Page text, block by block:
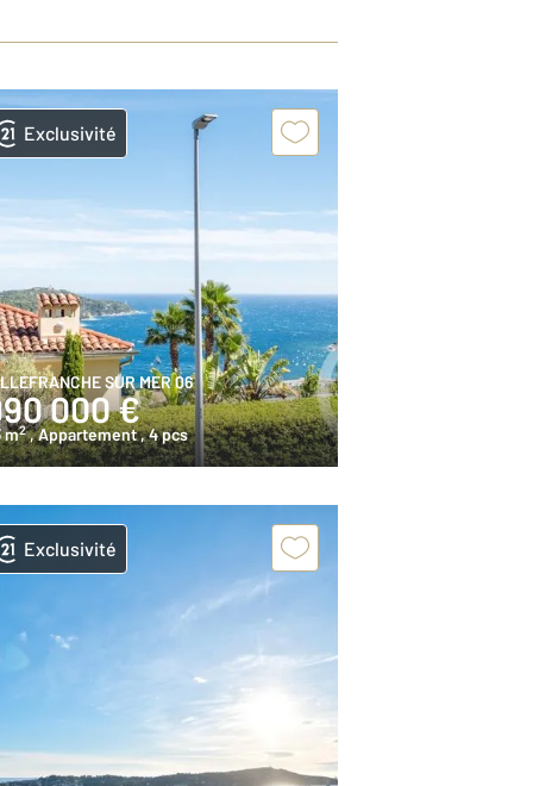
Exclusivité
SUR MER 06
000 €
m2 , Appartement, 4 pcs
Exclusivité